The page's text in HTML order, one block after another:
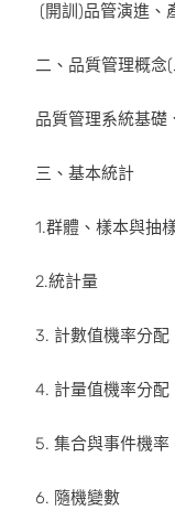
(開訓)品管演進、
二、品質管理概念
品質管理系統基礎
三、基本統計
1.群體、樣本與抽
2.統計量
3. 計數值機率分配
4. 計量值機率分配
5. 集合與事件機率
6. 隨機變數